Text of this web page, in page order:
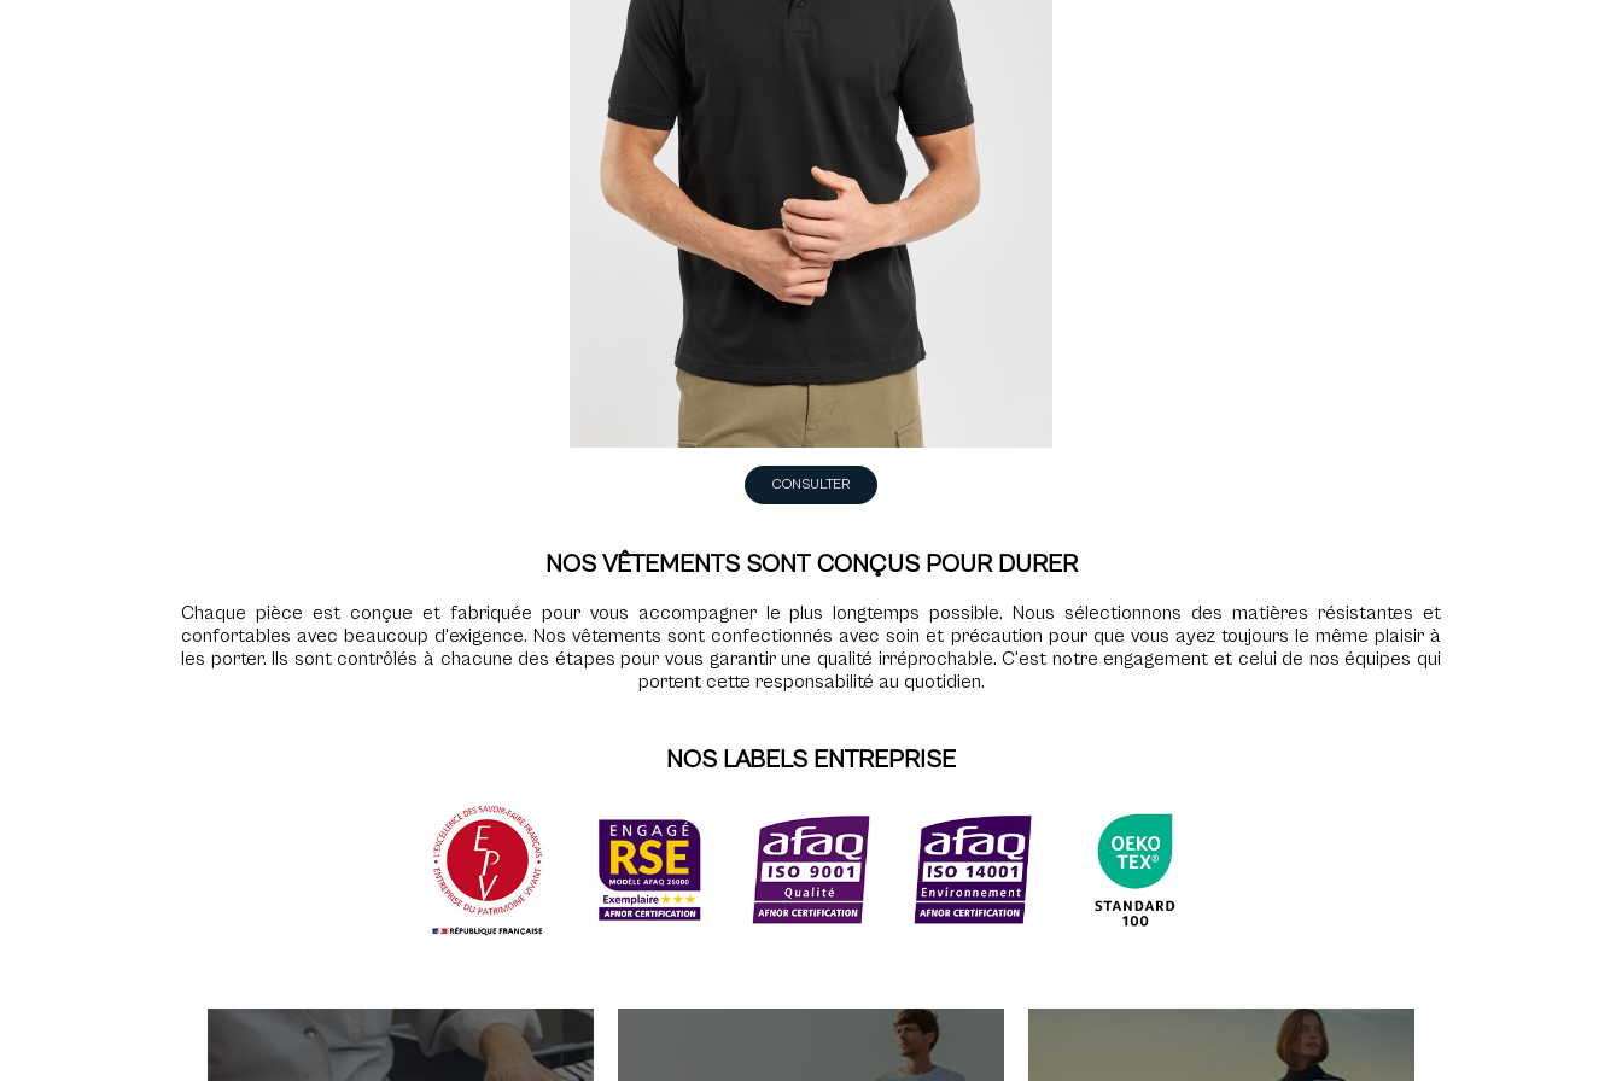
CONSULTER
NOS VÊTEMENTS SONT CONÇUS POUR DURER
Chaque pièce est conçue et fabriquée pour vous accompagner le plus longtemps possible. Nous sélectionnons des matières résistantes et
confortables avec beaucoup d'exigence. Nos vêtements sont confectionnés avec soin et précaution pour que vous ayez toujours le même plaisir à
les porter. Ils sont contrôlés à chacune des étapes pour vous garantir une qualité irréprochable. C'est notre engagement et celui de nos équipes qui
portent cette responsabilité au quotidien.
NOS LABELS ENTREPRISE